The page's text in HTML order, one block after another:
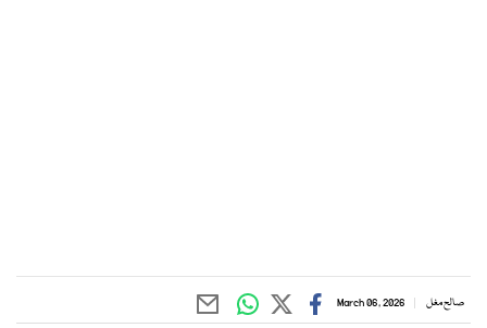
صالح مغل March 06, 2026